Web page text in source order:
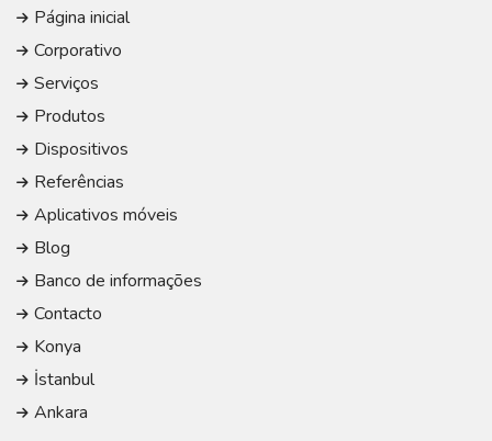
Página inicial
Corporativo
Serviços
Produtos
Dispositivos
Referências
Aplicativos móveis
Blog
Banco de informações
Contacto
Konya
İstanbul
Ankara